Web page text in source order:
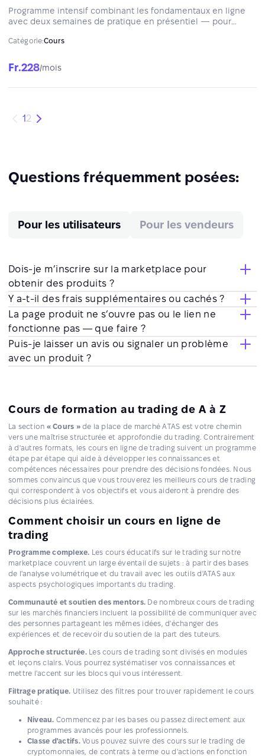
Programme intensif combinant les fondamentaux en ligne
avec deux semaines de pratique en présentiel — pour
une approche structurée des marchés.
Catégorie:Cours
Fr.228/mois
12
Questions fréquemment posées:
Pour les utilisateurs Pour les vendeurs
Dois-je m’inscrire sur la marketplace pour
obtenir des produits ?
Y a-t-il des frais supplémentaires ou cachés ?
La page produit ne s’ouvre pas ou le lien ne
fonctionne pas — que faire ?
Puis-je laisser un avis ou signaler un problème
avec un produit ?
Cours de formation au trading de A à Z
La section « Cours »de la place de marché ATAS est votre chemin
vers une maîtrise structurée et approfondie du trading. Contrairement
à d'autres formats, les cours en ligne de trading suivent un programme
étape par étape qui aide à développer les connaissances et
compétences nécessaires pour prendre des décisions fondées. Nous
sommes convaincus que vous trouverez les meilleurs cours de trading
qui correspondent à vos objectifs et vous aideront à prendre des
décisions plus éclairées.
Comment choisir un cours en ligne de
trading
Programme complexe. Les cours éducatifs sur le trading sur notre
marketplace couvrent un large éventail de sujets : à partir des bases
de l'analyse volumétrique et du travail avec les outils d'ATAS aux
aspects psychologiques importants du trading.
Communauté et soutien des mentors. De nombreux cours de trading
sur les marchés financiers incluent la possibilité de communiquer avec
des personnes partageant les mêmes idées, d'échanger des
expériences et de recevoir du soutien de la part des tuteurs.
Approche structurée.Les cours de trading sont divisés en modules
et leçons clairs. Vous pourrez systématiser vos connaissances et
mettre l'accent sur les blocs qui vous intéressent.
Filtrage pratique. Utilisez des filtres pour trouver rapidement le cours
souhaité :
Niveau. Commencez par les bases ou passez directement aux
programmes avancés pour les professionnels.
Classe d'actifs.Vous pouvez suivre des cours sur le trading de
cryptomonnaies, de contrats à terme ou d'actions en fonction